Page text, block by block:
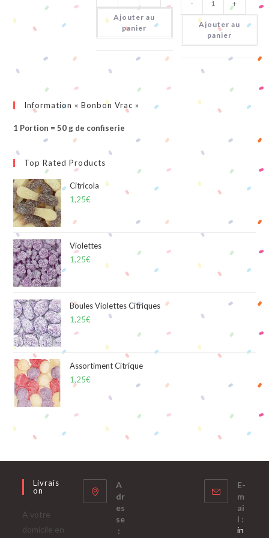
Mini
Cocobat
Ajouter au
panier
de
Pasta
Frutta
- +
Ajouter au
panier
Information « Bonbon Vrac »
1 Portion = 50 g de confiserie
Top Rated Products
Citricola
1,25€
Violettes
1,25€
Boules Violettes Citriques
1,25€
Assortiment Citrique
1,25€
Livrais
On
A votre
domicile en
A
dr
es
se
:
E-
m
ai
l :
in